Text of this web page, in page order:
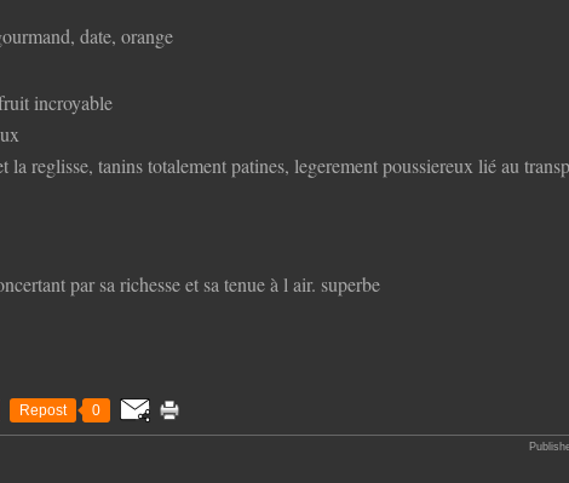
date, orange
incroyable
reglisse, tanins totalement patines, legerement poussiereux lié au
par sa richesse et sa tenue à l air. superbe
Repost 0